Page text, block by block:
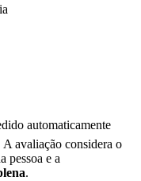
automaticamente
avaliação considera o
pessoa e a
.